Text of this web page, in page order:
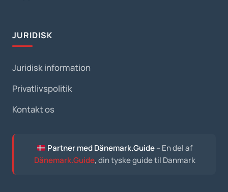
JURIDISK
Juridisk information
Privatlivspolitik
Kontakt os
Partner med Dänemark.Guide– En del af
Dänemark.Guide, din tyske guide til Danmark